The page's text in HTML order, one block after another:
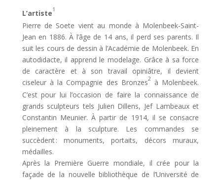
L’artiste1
Pierre de Soete vient au monde à Molenbeek-Saint-
Jean en 1886. À l’âge de 14 ans, il perd ses parents. Il
suit les cours de dessin à l’Académie de Molenbeek. En
autodidacte, il apprend le modelage. Grâce à sa force
de caractère et à son travail opiniâtre, il devient
ciseleur à la Compagnie des Bronzes2à Molenbeek.
C’est pour lui l’occasion de faire la connaissance de
grands sculpteurs tels Julien Dillens, Jef Lambeaux et
Constantin Meunier. À partir de 1914, il se consacre
pleinement à la sculpture. Les commandes se
succèdent : monuments, portaits, décors muraux,
médailles.
Après la Première Guerre mondiale, il crée pour la
façade de la nouvelle bibliothèque de l’Université de